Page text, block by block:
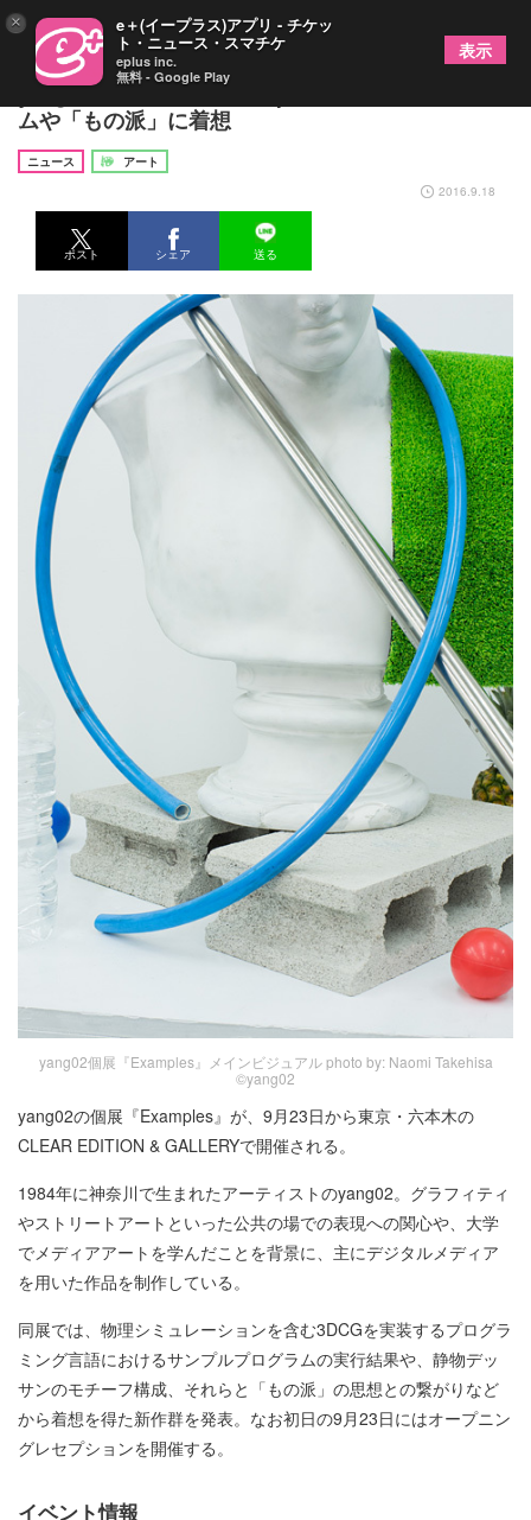
yang02の新作個展『Examples』、3DCGプログラ
ムや「もの派」に着想
ニュース
アート
2016.9.18
ポスト シェア 送る
yang02個展『Examples』メインビジュアル photo by: Naomi Takehisa
©yang02
yang02の個展『Examples』が、9月23日から東京・六本木の
CLEAR EDITION & GALLERYで開催される。
1984年に神奈川で生まれたアーティストのyang02。グラフィティ
やストリートアートといった公共の場での表現への関心や、大学
でメディアアートを学んだことを背景に、主にデジタルメディア
を用いた作品を制作している。
同展では、物理シミュレーションを含む3DCGを実装するプログラ
ミング言語におけるサンプルプログラムの実行結果や、静物デッ
サンのモチーフ構成、それらと「もの派」の思想との繋がりなど
から着想を得た新作群を発表。なお初日の9月23日にはオープニン
グレセプションを開催する。
イベント情報
× e＋(イープラス)アプリ - チケッ
ト・ニュース・スマチケ
eplus inc.
無料 - Google Play
表示